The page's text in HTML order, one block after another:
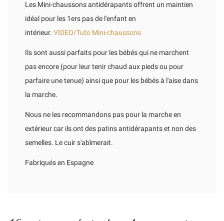
Les Mini-chaussons antidérapants offrent un maintien
idéal pour les 1ers pas de l'enfant en
intérieur. VIDEO/Tuto Mini-chaussons
Ils sont aussi parfaits pour les bébés qui ne marchent
pas encore (pour leur tenir chaud aux pieds ou pour
parfaire une tenue) ainsi que pour les bébés à l'aise dans
la marche.
Nous ne les recommandons pas pour la marche en
extérieur car ils ont des patins antidérapants et non des
semelles. Le cuir s'abîmerait.
Fabriqués en Espagne